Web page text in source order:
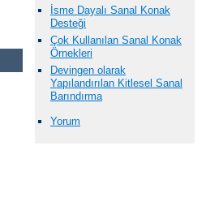
İsme Dayalı Sanal Konak
Desteği
Çok Kullanılan Sanal Konak
Örnekleri
Devingen olarak
Yapılandırılan Kitlesel Sanal
Barındırma
Yorum